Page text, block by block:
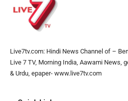
Live7tv.com: Hindi News Channel of –
Live 7 TV, Morning India, Aawami News,
& Urdu, epaper- www.live7tv.com